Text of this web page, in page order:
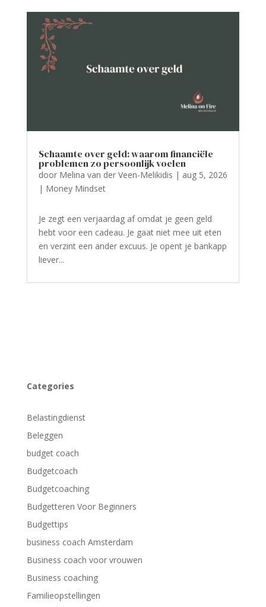
Schaamte over geld: waarom financiële
problemen zo persoonlijk voelen
door Melina van der Veen-Melikidis | aug 5, 2026
| Money Mindset
Je zegt een verjaardag af omdat je geen geld
hebt voor een cadeau. Je gaat niet mee uit eten
en verzint een ander excuus. Je opent je bankapp
liever...
Categories
Belastingdienst
Beleggen
budget coach
Budgetcoach
Budgetcoaching
Budgetteren Voor Beginners
Budgettips
business coach Amsterdam
Business coach voor vrouwen
Business coaching
Familieopstellingen